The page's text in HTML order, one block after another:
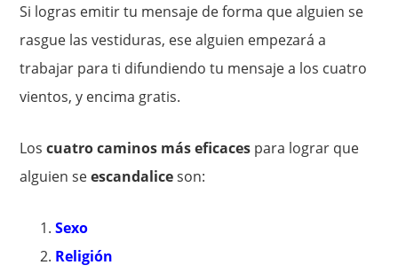
Si logras emitir tu mensaje de forma que alguien se
rasgue las vestiduras, ese alguien empezará a
trabajar para ti difundiendo tu mensaje a los cuatro
vientos, y encima gratis.
Loscuatro caminos más eficaces para lograr que
alguien seescandaliceson:
Sexo
Religión